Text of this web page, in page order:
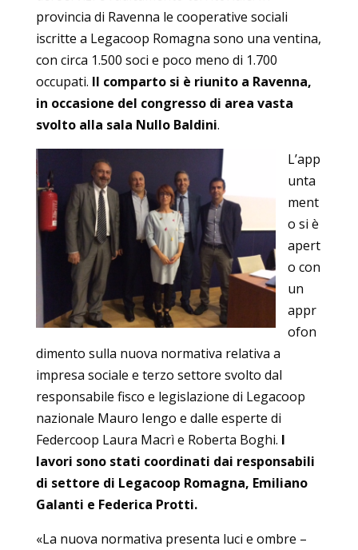
provincia di Ravenna le cooperative sociali
iscritte a Legacoop Romagna sono una ventina,
con circa 1.500 soci e poco meno di 1.700
occupati. Il comparto si è riunito a Ravenna,
in occasione del congresso di area vasta
svolto alla sala Nullo Baldini.
L’app
unta
ment
o si è
apert
o con
un
appr
ofon
dimento sulla nuova normativa relativa a
impresa sociale e terzo settore svolto dal
responsabile fisco e legislazione di Legacoop
nazionale Mauro Iengo e dalle esperte di
Federcoop Laura Macrì e Roberta Boghi. I
lavori sono stati coordinati dai responsabili
di settore di Legacoop Romagna, Emiliano
Galanti e Federica Protti.
«La nuova normativa presenta luci e ombre –